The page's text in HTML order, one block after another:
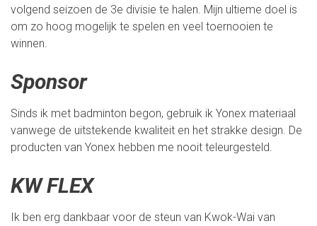
volgend seizoen de 3e divisie te halen. Mijn ultieme doel is
om zo hoog mogelijk te spelen en veel toernooien te
winnen.
Sponsor
Sinds ik met badminton begon, gebruik ik Yonex materiaal
vanwege de uitstekende kwaliteit en het strakke design. De
producten van Yonex hebben me nooit teleurgesteld.
KW FLEX
Ik ben erg dankbaar voor de steun van Kwok-Wai van